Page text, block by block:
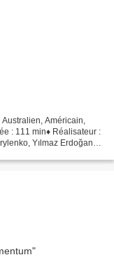
Américain,
: 111 min♦ Réalisateur :
Yılmaz Erdoğan,